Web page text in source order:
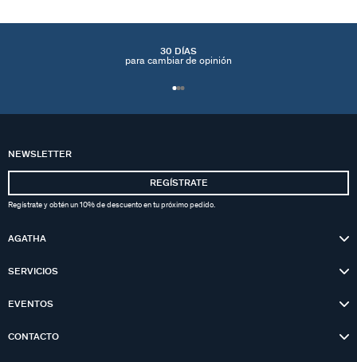
30 DÍAS
para cambiar de opinión
NEWSLETTER
REGÍSTRATE
Regístrate y obtén un 10% de descuento en tu próximo pedido.
AGATHA
SERVICIOS
EVENTOS
CONTACTO